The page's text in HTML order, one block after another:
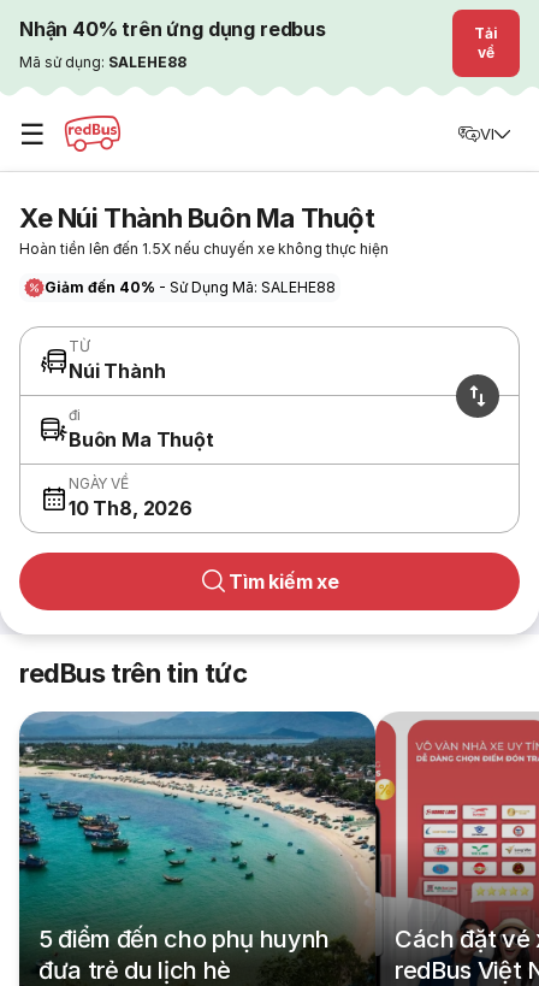
Nhận 40% trên ứng dụng redbus
Mã sử dụng: SALEHE88
Tải
về
☰ VI
Xe Núi Thành Buôn Ma Thuột
Hoàn tiền lên đến 1.5X nếu chuyến xe không thực hiện
Giảm đến 40% - Sử Dụng Mã: SALEHE88
TỪ
Núi Thành
đi
Buôn Ma Thuột
NGÀY VỀ
10 Th8, 2026
Tìm kiếm xe
redBus trên tin tức
5 điểm đến cho phụ huynh
đưa trẻ du lịch hè
Cách đặt vé
redBus Việt